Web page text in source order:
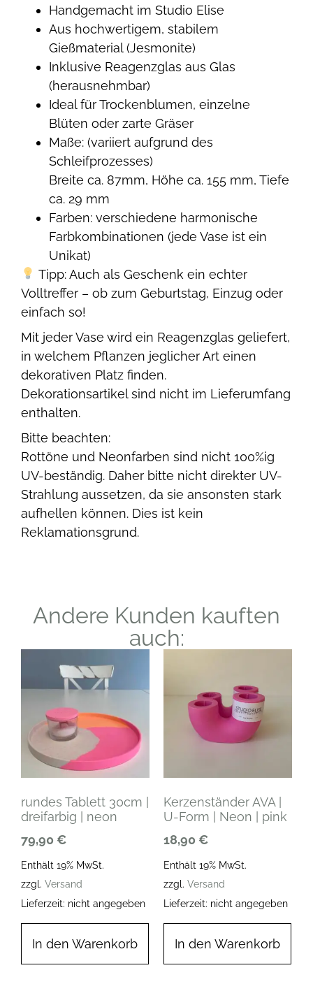
Handgemacht im Studio Elise
Aus hochwertigem, stabilem
Gießmaterial (Jesmonite)
Inklusive Reagenzglas aus Glas
(herausnehmbar)
Ideal für Trockenblumen, einzelne
Blüten oder zarte Gräser
Maße: (variiert aufgrund des
Schleifprozesses)
Breite ca. 87mm, Höhe ca. 155 mm, Tiefe
ca. 29 mm
Farben: verschiedene harmonische
Farbkombinationen (jede Vase ist ein
Unikat)
Tipp: Auch als Geschenk ein echter
Volltreffer – ob zum Geburtstag, Einzug oder
einfach so!
Mit jeder Vase wird ein Reagenzglas geliefert,
in welchem Pflanzen jeglicher Art einen
dekorativen Platz finden.
Dekorationsartikel sind nicht im Lieferumfang
enthalten.
Bitte beachten:
Rottöne und Neonfarben sind nicht 100%ig
UV-beständig. Daher bitte nicht direkter UV-
Strahlung aussetzen, da sie ansonsten stark
aufhellen können. Dies ist kein
Reklamationsgrund.
Andere Kunden kauften
auch:
rundes Tablett 30cm |
dreifarbig | neon
79,90 €
Enthält 19% MwSt.
zzgl. Versand
Lieferzeit: nicht angegeben
In den Warenkorb
Kerzenständer AVA |
U-Form | Neon | pink
18,90 €
Enthält 19% MwSt.
zzgl. Versand
Lieferzeit: nicht angegeben
In den Warenkorb